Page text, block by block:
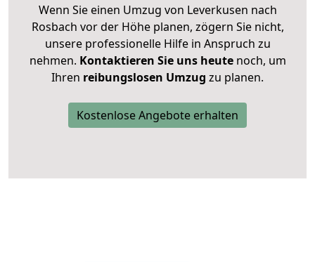
Wenn Sie einen Umzug von Leverkusen nach
Rosbach vor der Höhe planen, zögern Sie nicht,
unsere professionelle Hilfe in Anspruch zu
nehmen. Kontaktieren Sie uns heutenoch, um
Ihren reibungslosen Umzug zu planen.
Kostenlose Angebote erhalten